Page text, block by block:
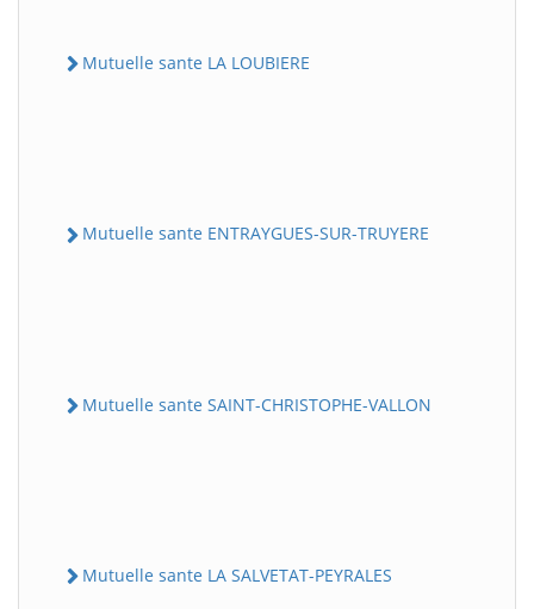
Mutuelle sante LA LOUBIERE
Mutuelle sante ENTRAYGUES-SUR-TRUYERE
Mutuelle sante SAINT-CHRISTOPHE-VALLON
Mutuelle sante LA SALVETAT-PEYRALES